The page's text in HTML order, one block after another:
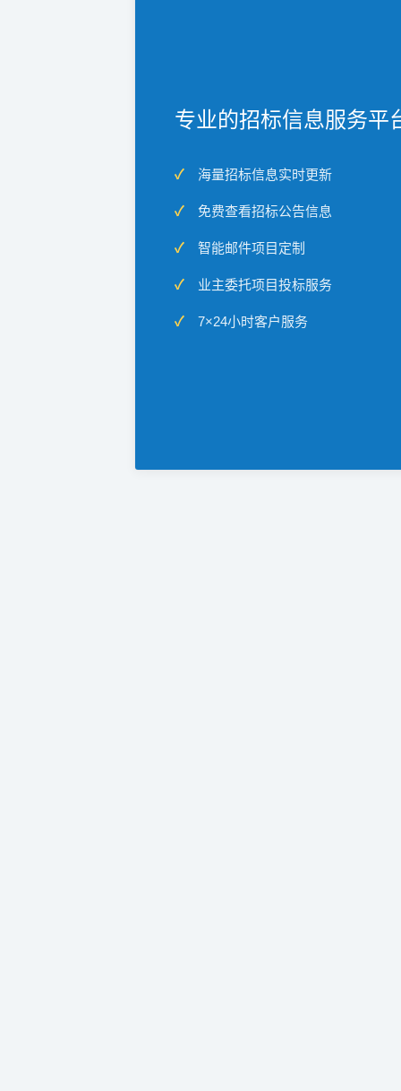
专业的招标信息服务平
海量招标信息实时更新
免费查看招标公告信息
智能邮件项目定制
业主委托项目投标服务
7×24小时客户服务